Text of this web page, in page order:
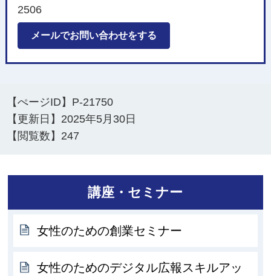
2506
メールでお問い合わせをする
【ぺージID】 P-21750
【更新日】 2025年5月30日
【閲覧数】 247
講座・セミナー
女性のための創業セミナー
女性のためのデジタル広報スキルアッ